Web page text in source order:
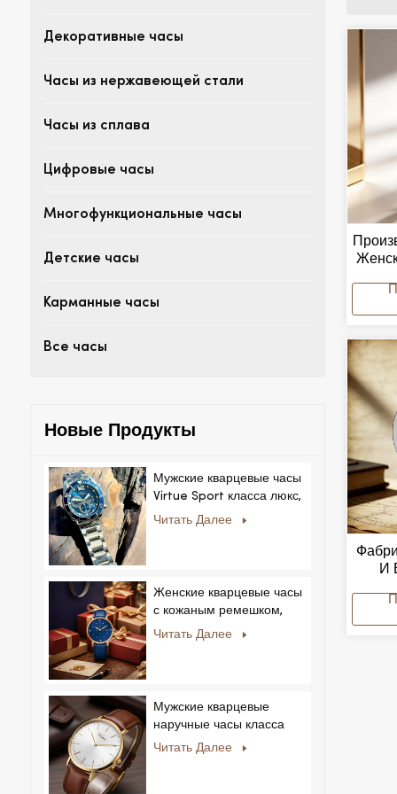
Декоративные часы
Часы из нержавеющей стали
Часы из сплава
Цифровые часы
Многофункциональные часы
Детские часы
Карманные часы
Все часы
Новые Продукты
Мужские кварцевые часы
Virtue Sport класса люкс,
корпус из сплава,
логотипа на заказ для
Читать Далее
Женские кварцевые часы
с кожаным ремешком,
ультратонкие, с
Relogio, ультратонкие, с
кристаллами.
Читать Далее
Мужские кварцевые
наручные часы класса
люкс с корпусом из
Читать Далее
И